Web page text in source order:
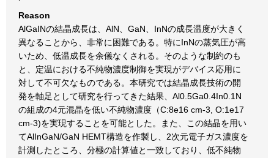
Reason
AlGaINの結晶成長は、AlN、GaN、InNの成長温度が大きく
異なることから、非常に困難である。特にInNの蒸気圧が高
いため、低温成長を余儀なくされる。そのような制約のも
と、定温における不純物濃度制御を実現がデバイス応用に
対して不可欠なものである。本研究では結晶成長技術の開
発を軸足として研究を行ってきた結果、Al0.5Ga0.4In0.1N
の組成の4元混晶を低い不純物濃度（C:8e16 cm-3, O:1e17
cm-3)を実現することを可能とした。また、この結晶を用い
てAlInGaN/GaN HEMT構造を作製し、2次元電子ガス濃度を
計測したところ、分極の計算値と一致しており、低不純物